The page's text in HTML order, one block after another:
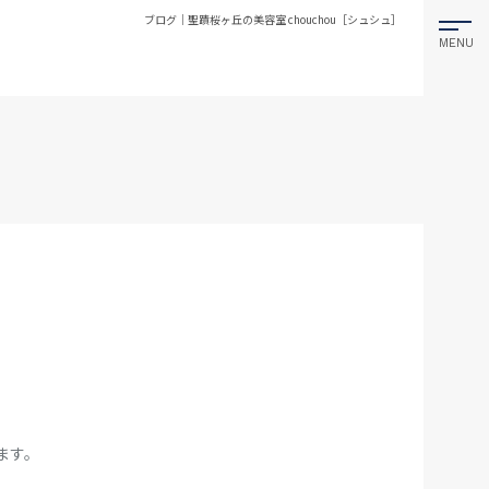
ブログ｜聖蹟桜ヶ丘の美容室 chouchou［シュシュ］
。